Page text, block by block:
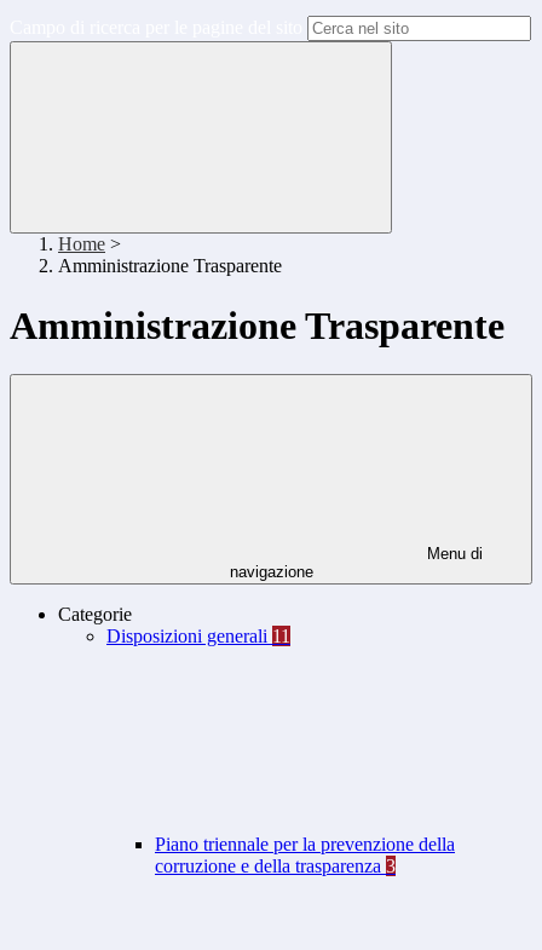
Home >
Amministrazione Trasparente
Amministrazione Trasparente
Menu di
navigazione
Categorie
Disposizioni generali 11
Piano triennale per la prevenzione della
corruzione e della trasparenza 3